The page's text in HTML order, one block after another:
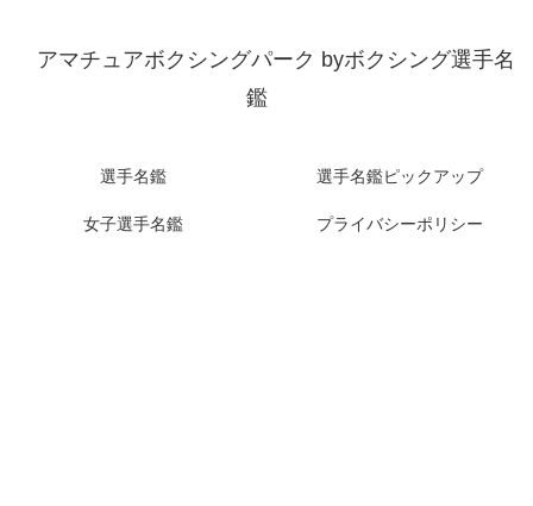
アマチュアボクシングパーク byボクシング選手名
鑑
選手名鑑 選手名鑑ピックアップ
女子選手名鑑 プライバシーポリシー